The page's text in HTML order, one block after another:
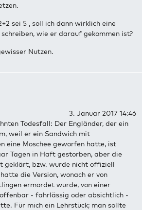
sei 5 , soll ich dann wirklich eine
wie er darauf gekommen ist?
Nutzen.
3. Januar 2017 14:46
Todesfall: Der Engländer, der ein
weil er ein Sandwich mit
eine Moschee geworfen hatte, ist
Tagen in Haft gestorben, aber die
geklärt, bzw. wurde nicht offiziell
die Version, wonach er von
ermordet wurde, von einer
- fahrlässig oder absichtlich -
Für mich ein Lehrstück; man sollte